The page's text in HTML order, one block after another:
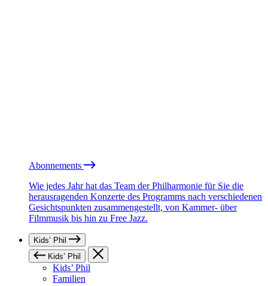
Abonnements
Wie jedes Jahr hat das Team der Philharmonie für Sie die
herausragenden Konzerte des Programms nach verschiedenen
Gesichtspunkten zusammengestellt, von Kammer- über
Filmmusik bis hin zu Free Jazz.
Kids’ Phil
Kids’ Phil
Kids’ Phil
Familien